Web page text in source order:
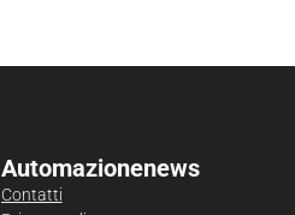
Automazionenews
Contatti